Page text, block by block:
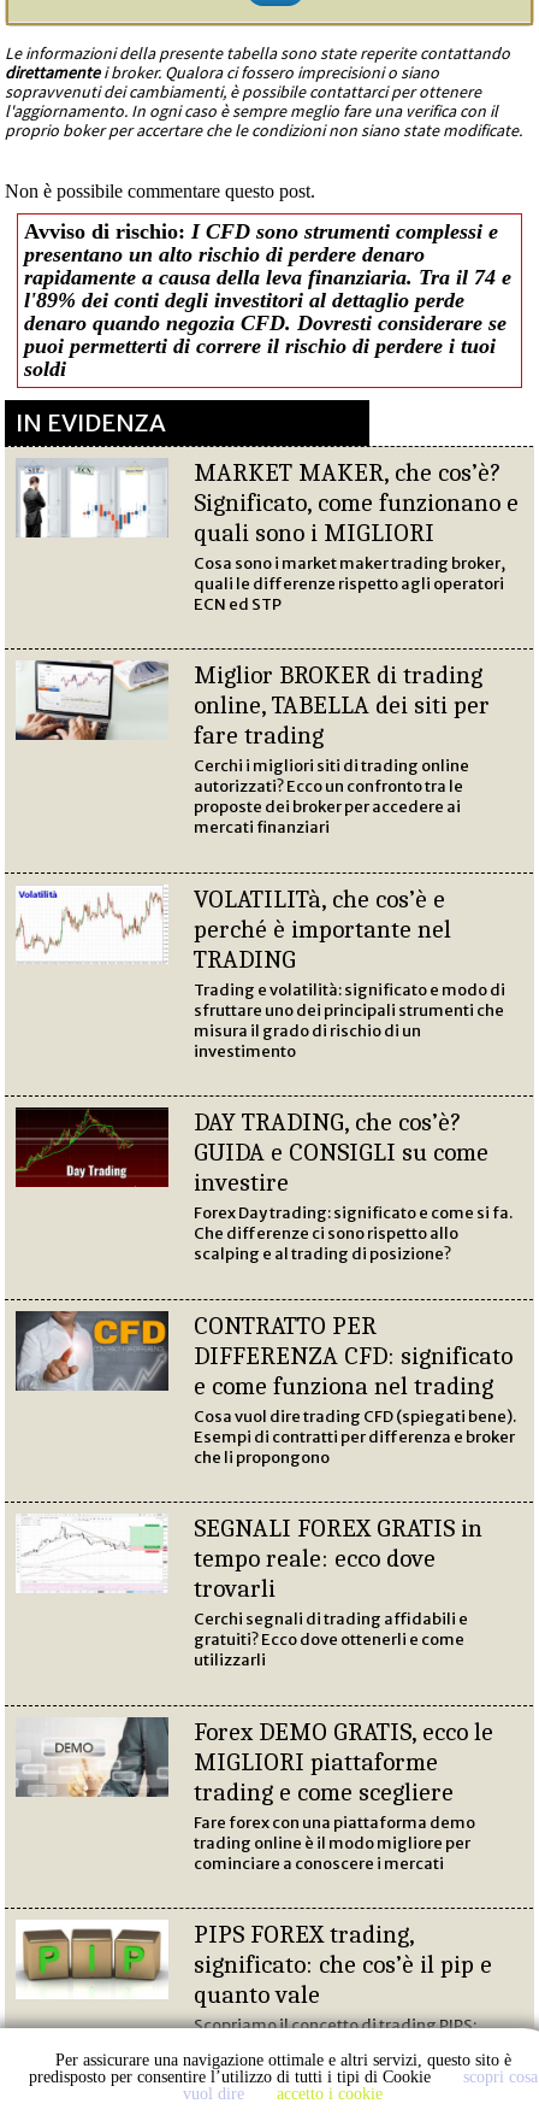
Le informazioni della presente tabella sono state reperite contattando
direttamentei broker. Qualora ci fossero imprecisioni o siano
sopravvenuti dei cambiamenti, è possibile contattarci per ottenere
l'aggiornamento. In ogni caso è sempre meglio fare una verifica con il
proprio boker per accertare che le condizioni non siano state modificate.
Non è possibile commentare questo post.
Avviso di rischio:I CFD sono strumenti complessi e
presentano un alto rischio di perdere denaro
rapidamente a causa della leva finanziaria. Tra il 74 e
l'89% dei conti degli investitori al dettaglio perde
denaro quando negozia CFD. Dovresti considerare se
puoi permetterti di correre il rischio di perdere i tuoi
soldi
IN EVIDENZA
MARKET MAKER, che cos’è?
Significato, come funzionano e
quali sono i MIGLIORI
Cosa sono i market maker trading broker,
quali le differenze rispetto agli operatori
ECN ed STP
Miglior BROKER di trading
online, TABELLA dei siti per
fare trading
Cerchi i migliori siti di trading online
autorizzati? Ecco un confronto tra le
proposte dei broker per accedere ai
mercati finanziari
VOLATILITà, che cos’è e
perché è importante nel
TRADING
Trading e volatilità: significato e modo di
sfruttare uno dei principali strumenti che
misura il grado di rischio di un
investimento
DAY TRADING, che cos’è?
GUIDA e CONSIGLI su come
investire
Forex Day trading: significato e come si fa.
Che differenze ci sono rispetto allo
scalping e al trading di posizione?
CONTRATTO PER
DIFFERENZA CFD: significato
e come funziona nel trading
Cosa vuol dire trading CFD (spiegati bene).
Esempi di contratti per differenza e broker
che li propongono
SEGNALI FOREX GRATIS in
tempo reale: ecco dove
trovarli
Cerchi segnali di trading affidabili e
gratuiti? Ecco dove ottenerli e come
utilizzarli
Forex DEMO GRATIS, ecco le
MIGLIORI piattaforme
trading e come scegliere
Fare forex con una piattaforma demo
trading online è il modo migliore per
cominciare a conoscere i mercati
PIPS FOREX trading,
significato: che cos’è il pip e
quanto vale
Scopriamo il concetto di trading PIPS:
valore e come utilizzare correttamente
questo concetto
Per assicurare una navigazione ottimale e altri servizi, questo sito è
predisposto per consentire l’utilizzo di tutti i tipi di Cookie
scopri cosa
vuol dire
accetto i cookie